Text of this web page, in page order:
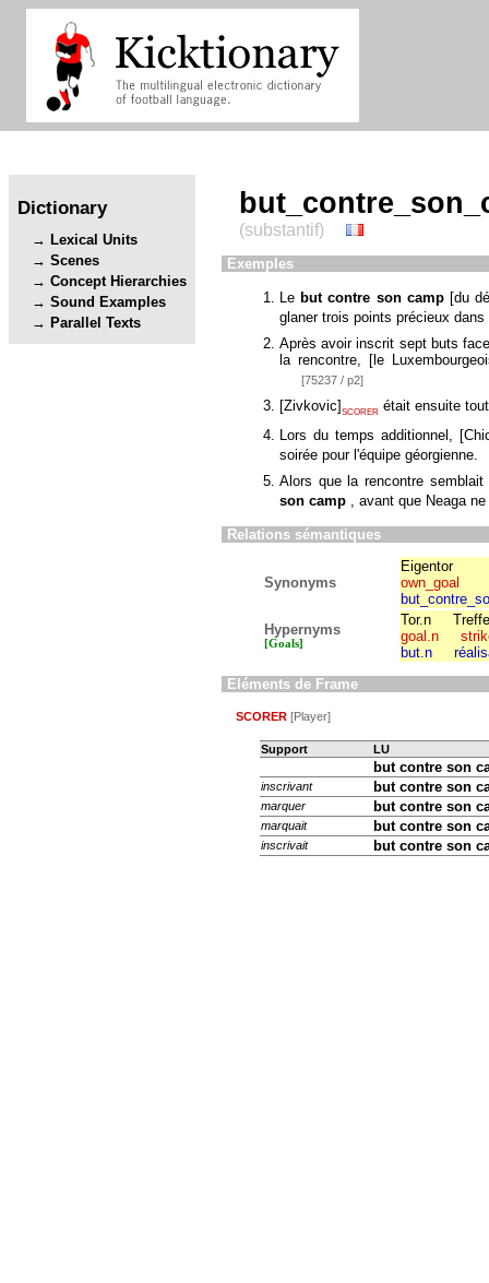
Dictionary
Lexical Units
Scenes
Concept Hierarchies
Sound Examples
Parallel Texts
(substantif)
Exemples
Le but contre son camp [du
glaner trois points précieux
Après avoir inscrit sept buts
la rencontre,
[ le
[75237 / p2]
[Zivkovic] SCORER était ensuite
Lors du temps additionnel, [
soirée pour l'équipe géorgienne.
Alors que la rencontre
son camp , avant que Neaga
Relations sémantiques
Synonyms
Eigentor
own_goal
Hypernyms
[Goals]
Tor.n
goal.n
but.n
Eléments de Frame
SCORER [Player]
Support LU
but contre son
inscrivant but contre son
marquer but contre son
marquait but contre son
inscrivait but contre son